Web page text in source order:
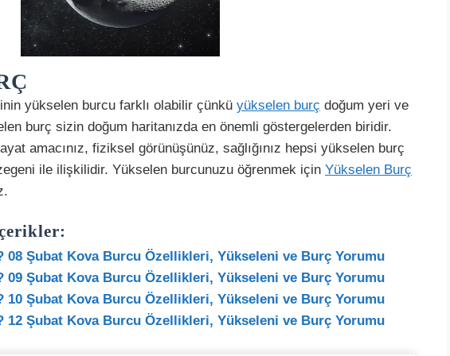
yükselen burcu farklı olabilir çünkü yükselen burç doğum yeri ve
burç sizin doğum haritanızda en önemli göstergelerden biridir.
amacınız, fiziksel görünüşünüz, sağlığınız hepsi yükselen burç
ile ilişkilidir. Yükselen burcunuzu öğrenmek için Yükselen Burç
08 Şubat Kova Burcu Özellikleri, Yükseleni ve Burç Yorumu
09 Şubat Kova Burcu Özellikleri, Yükseleni ve Burç Yorumu
10 Şubat Kova Burcu Özellikleri, Yükseleni ve Burç Yorumu
12 Şubat Kova Burcu Özellikleri, Yükseleni ve Burç Yorumu